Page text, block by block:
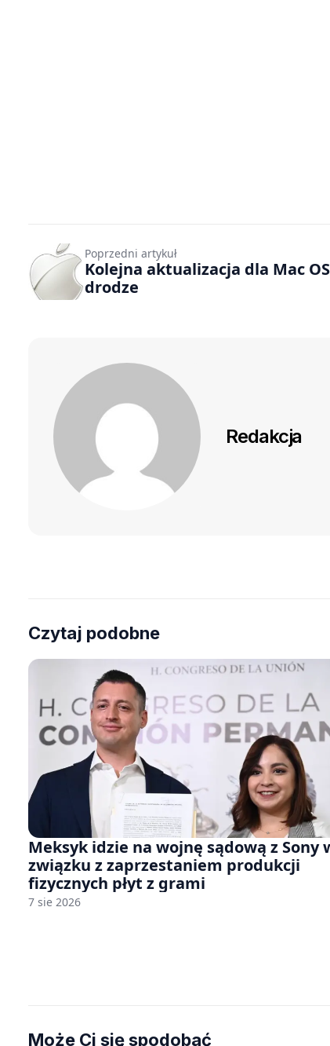
Poprzedni artykuł
Kolejna aktualizacja dla Mac
drodze
Redakcja
Czytaj podobne
Meksyk idzie na wojnę sądową z Sony
związku z zaprzestaniem produkcji
fizycznych płyt z grami
7 sie 2026
Może Ci się spodobać